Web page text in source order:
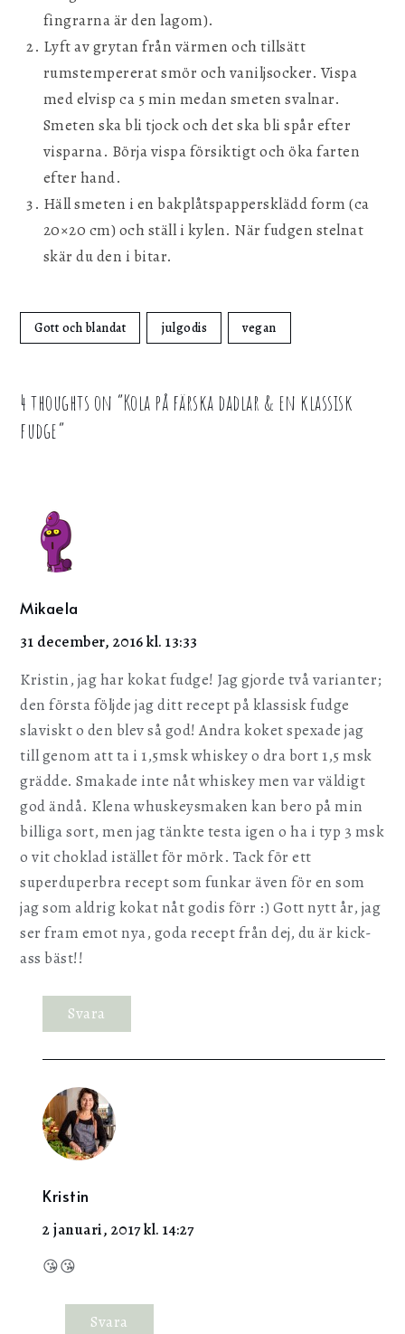
fingrarna är den lagom).
Lyft av grytan från värmen och tillsätt
rumstempererat smör och vaniljsocker. Vispa
med elvisp ca 5 min medan smeten svalnar.
Smeten ska bli tjock och det ska bli spår efter
visparna. Börja vispa försiktigt och öka farten
efter hand.
Häll smeten i en bakplåtspappersklädd form (ca
20×20 cm) och ställ i kylen. När fudgen stelnat
skär du den i bitar.
Gott och blandat julgodis vegan
4 thoughts on “Kola på färska dadlar & en klassisk
fudge”
Mikaela
31 december, 2016 kl. 13:33
Kristin, jag har kokat fudge! Jag gjorde två varianter;
den första följde jag ditt recept på klassisk fudge
slaviskt o den blev så god! Andra koket spexade jag
till genom att ta i 1,5msk whiskey o dra bort 1,5 msk
grädde. Smakade inte nåt whiskey men var väldigt
god ändå. Klena whuskeysmaken kan bero på min
billiga sort, men jag tänkte testa igen o ha i typ 3 msk
o vit choklad istället för mörk. Tack för ett
superduperbra recept som funkar även för en som
jag som aldrig kokat nåt godis förr :) Gott nytt år, jag
ser fram emot nya, goda recept från dej, du är kick-
ass bäst!!
Svara
Kristin
2 januari, 2017 kl. 14:27
😘😘
Svara